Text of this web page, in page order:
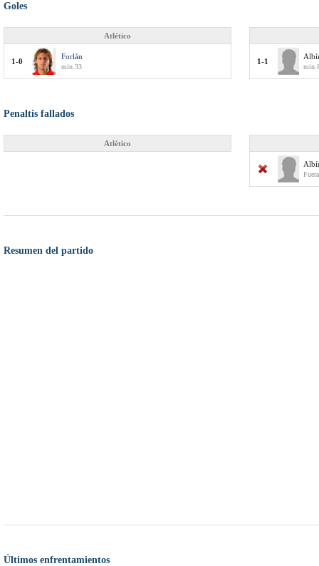
Goles
Atlético
1-0
Forlán
min.33
1-1
Penaltis fallados
Atlético
Resumen del partido
Últimos enfrentamientos